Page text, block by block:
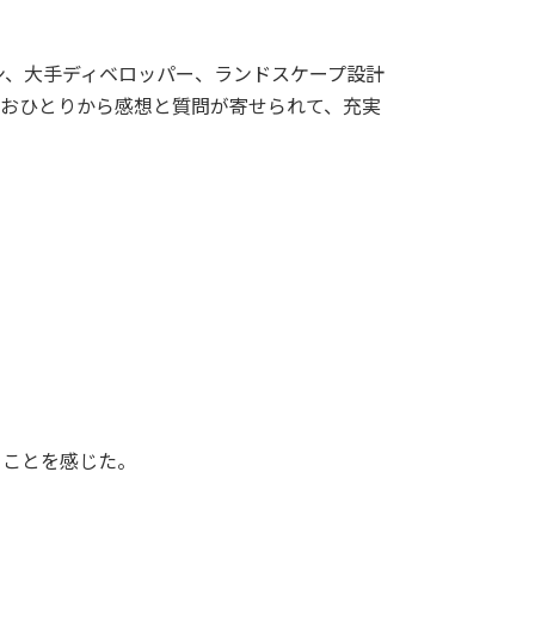
大手ディベロッパー、ランドスケープ設計
ひとりから感想と質問が寄せられて、充実
とを感じた。